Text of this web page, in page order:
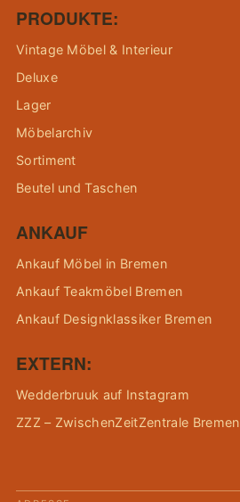
PRODUKTE:
Vintage Möbel & Interieur
Deluxe
Lager
Möbelarchiv
Sortiment
Beutel und Taschen
ANKAUF
Ankauf Möbel in Bremen
Ankauf Teakmöbel Bremen
Ankauf Designklassiker Bremen
EXTERN:
Wedderbruuk auf Instagram
ZZZ – ZwischenZeitZentrale Bremen